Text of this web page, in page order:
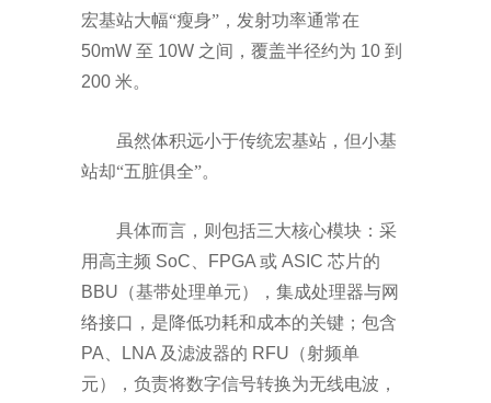
宏基站大幅“瘦身”，发射功率通常在
50mW 至 10W 之间，覆盖半径约为 10 到
200 米。
虽然体积远小于传统宏基站，但小基
站却“五脏俱全”。
具体而言，则包括三大核心模块：采
用高主频 SoC FPGA 或 ASIC 芯片的
BBU （基带处理单元），集成处理器与网
络接口，是降低功耗和成本的关键；包含
PA
LNA 及滤波器的 RFU （射频单
元），负责将数字信号转换为无线电波，